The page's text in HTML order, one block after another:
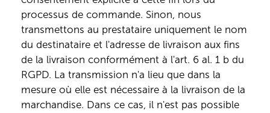
processus de commande. Sinon, nous
transmettons au prestataire uniquement le nom
du destinataire et l'adresse de livraison aux fins
de la livraison conformément à l'art. 6 al. 1 b du
RGPD. La transmission n'a lieu que dans la
mesure où elle est nécessaire à la livraison de la
marchandise. Dans ce cas, il n'est pas possible